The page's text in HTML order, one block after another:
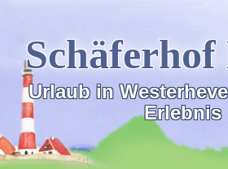
Urlaub in
Erlebnis